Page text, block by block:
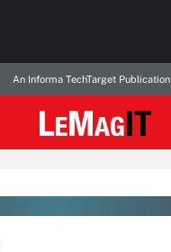
An Informa TechTarget Publication